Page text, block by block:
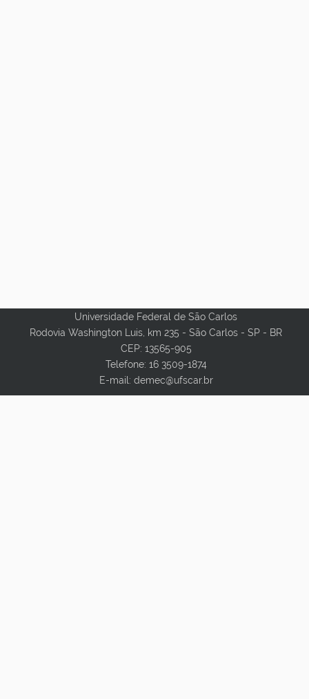
Universidade Federal de São Carlos
Rodovia Washington Luis, km 235 - São Carlos - SP - BR
CEP: 13565-905
Telefone: 16 3509-1874
E-mail: demec@ufscar.br